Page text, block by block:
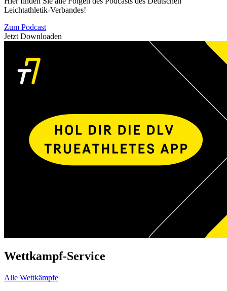
Leichtathletik-Verbandes!
Zum Podcast
Jetzt Downloaden
Wettkampf-Service
Alle Wettkämpfe